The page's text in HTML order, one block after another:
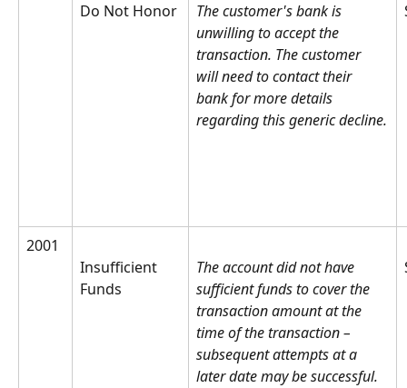
Do Not Honor
The customer's bank is
unwilling to accept the
transaction. The customer
will need to contact their
bank for more details
regarding this generic decline.
2001
Insufficient
Funds
The account did not have
sufficient funds to cover the
transaction amount at the
time of the transaction –
subsequent attempts at a
later date may be successful.